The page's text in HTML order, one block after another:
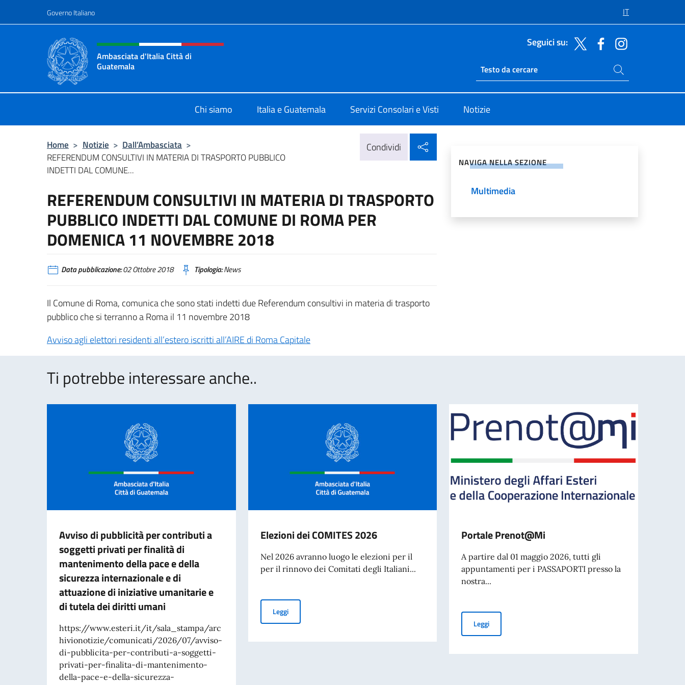
Governo Italiano IT
Intestazione sito, social e menù
Ambasciata d'Italia Città di
Guatemala
Seguici su:
Ricerca sito live
Cerca nel sito
Chi siamo Italia e Guatemala Servizi Consolari e Visti Notizie
Home > Notizie > Dall’Ambasciata >
REFERENDUM CONSULTIVI IN MATERIA DI TRASPORTO PUBBLICO
INDETTI DAL COMUNE...
Condividi
REFERENDUM CONSULTIVI IN MATERIA DI TRASPORTO
PUBBLICO INDETTI DAL COMUNE DI ROMA PER
DOMENICA 11 NOVEMBRE 2018
Data pubblicazione:02 Ottobre 2018 Tipologia:News
Il Comune di Roma, comunica che sono stati indetti due Referendum consultivi in materia di trasporto
pubblico che si terranno a Roma il 11 novembre 2018
Avviso agli elettori residenti all’estero iscritti all’AIRE di Roma Capitale
NAVIGA NELLA SEZIONE
Multimedia
Ti potrebbe interessare anche..
Avviso di pubblicità per contributi a
soggetti privati per finalità di
mantenimento della pace e della
sicurezza internazionale e di
attuazione di iniziative umanitarie e
di tutela dei diritti umani
https://www.esteri.it/it/sala_stampa/arc
hivionotizie/comunicati/2026/07/avviso-
di-pubblicita-per-contributi-a-soggetti-
privati-per-finalita-di-mantenimento-
della-pace-e-della-sicurezza-
Elezioni dei COMITES 2026
Nel 2026 avranno luogo le elezioni per il
per il rinnovo dei Comitati degli Italiani...
LeggiElezioni dei COMITES 2026
Portale Prenot@Mi
A partire dal 01 maggio 2026, tutti gli
appuntamenti per i PASSAPORTI presso la
nostra...
LeggiPortale Prenot@Mi